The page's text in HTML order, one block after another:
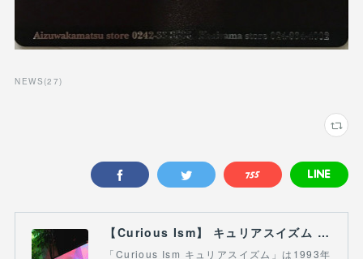
NEWS (27)
【Curious Ism】 キュリアスイズム l スノーボードショップ サーフショップ 福島県 会津若松市 郡山市 通販
「Curious Ism キュリアスイズム」は1993年